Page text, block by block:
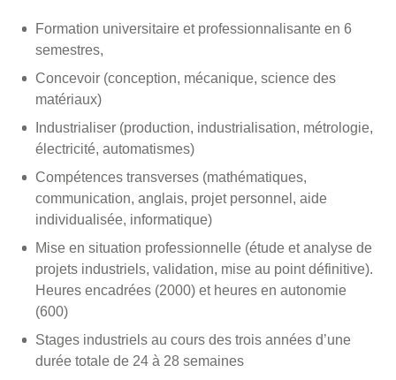
Formation universitaire et professionnalisante en 6
semestres,
Concevoir (conception, mécanique, science des
matériaux)
Industrialiser (production, industrialisation, métrologie,
électricité, automatismes)
Compétences transverses (mathématiques,
communication, anglais, projet personnel, aide
individualisée, informatique)
Mise en situation professionnelle (étude et analyse de
projets industriels, validation, mise au point définitive).
Heures encadrées (2000) et heures en autonomie
(600)
Stages industriels au cours des trois années d’une
durée totale de 24 à 28 semaines